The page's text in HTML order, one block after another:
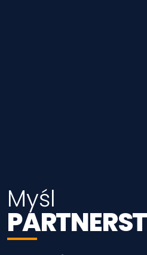
Myśl